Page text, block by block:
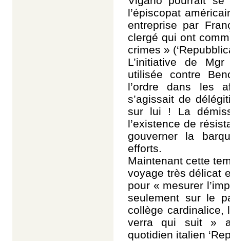
l’épiscopat
entreprise par
clergé qui ont
crimes »
L’initiative de
utilisée contre
l’ordre dans les
s’agissait de
sur lui ! La
l’existence de
gouverner la
efforts.
Maintenant cette
voyage très délicat
pour « mesurer
seulement sur le
collège cardinalice,
verra qui suit »
quotidien italien